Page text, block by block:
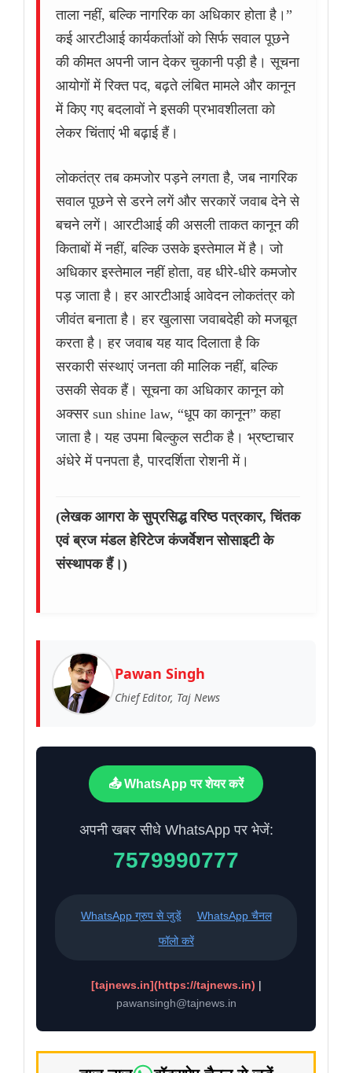
ताला नहीं, बल्कि नागरिक का अधिकार होता है।”
कई आरटीआई कार्यकर्ताओं को सिर्फ सवाल पूछने
की कीमत अपनी जान देकर चुकानी पड़ी है। सूचना
आयोगों में रिक्त पद, बढ़ते लंबित मामले और कानून
में किए गए बदलावों ने इसकी प्रभावशीलता को
लेकर चिंताएं भी बढ़ाई हैं।
लोकतंत्र तब कमजोर पड़ने लगता है, जब नागरिक
सवाल पूछने से डरने लगें और सरकारें जवाब देने से
बचने लगें। आरटीआई की असली ताकत कानून की
किताबों में नहीं, बल्कि उसके इस्तेमाल में है। जो
अधिकार इस्तेमाल नहीं होता, वह धीरे-धीरे कमजोर
पड़ जाता है। हर आरटीआई आवेदन लोकतंत्र को
जीवंत बनाता है। हर खुलासा जवाबदेही को मजबूत
करता है। हर जवाब यह याद दिलाता है कि
सरकारी संस्थाएं जनता की मालिक नहीं, बल्कि
उसकी सेवक हैं। सूचना का अधिकार कानून को
अक्सर sun shine law, “धूप का कानून” कहा
जाता है। यह उपमा बिल्कुल सटीक है। भ्रष्टाचार
अंधेरे में पनपता है, पारदर्शिता रोशनी में।
(लेखक आगरा के सुप्रसिद्ध वरिष्ठ पत्रकार, चिंतक
एवं ब्रज मंडल हेरिटेज कंजर्वेशन सोसाइटी के
संस्थापक हैं।)
Pawan Singh
Chief Editor, Taj News
📤 WhatsApp पर शेयर करें
अपनी खबर सीधे WhatsApp पर भेजें:
7579990777
WhatsApp ग्रुप से जुड़ें
WhatsApp चैनल
फॉलो करें
[tajnews.in](https://tajnews.in) |
pawansingh@tajnews.in